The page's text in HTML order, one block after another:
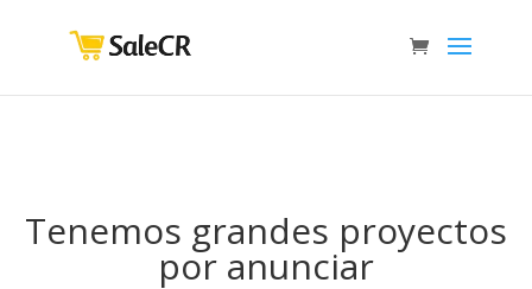
Tenemos grandes proyectos
por anunciar